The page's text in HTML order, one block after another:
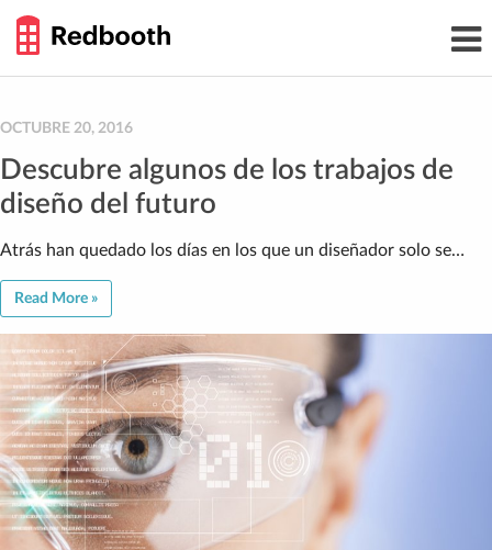
content
GUIDE
OCTUBRE 20, 2016
Descubre algunos de los trabajos de
diseño del futuro
Atrás han quedado los días en los que un diseñador solo se…
Read More »